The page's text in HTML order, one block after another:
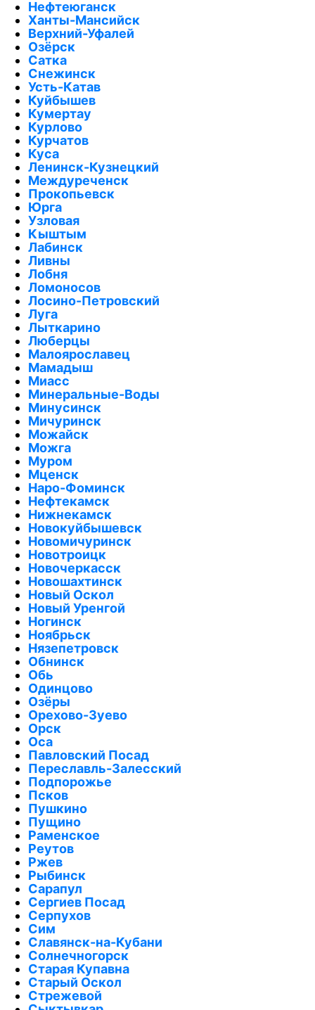
Нефтеюганск
Ханты-Мансийск
Верхний-Уфалей
Озёрск
Сатка
Снежинск
Усть-Катав
Куйбышев
Кумертау
Курлово
Курчатов
Куса
Ленинск-Кузнецкий
Междуреченск
Прокопьевск
Юрга
Узловая
Кыштым
Лабинск
Ливны
Лобня
Ломоносов
Лосино-Петровский
Луга
Лыткарино
Люберцы
Малоярославец
Мамадыш
Миасс
Минеральные-Воды
Минусинск
Мичуринск
Можайск
Можга
Муром
Мценск
Наро-Фоминск
Нефтекамск
Нижнекамск
Новокуйбышевск
Новомичуринск
Новотроицк
Новочеркасск
Новошахтинск
Новый Оскол
Новый Уренгой
Ногинск
Ноябрьск
Нязепетровск
Обнинск
Обь
Одинцово
Озёры
Орехово-Зуево
Орск
Оса
Павловский Посад
Переславль-Залесский
Подпорожье
Псков
Пушкино
Пущино
Раменское
Реутов
Ржев
Рыбинск
Сарапул
Сергиев Посад
Серпухов
Сим
Славянск-на-Кубани
Солнечногорск
Старая Купавна
Старый Оскол
Стрежевой